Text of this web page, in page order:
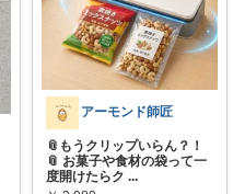
アーモンド師匠
📎もうクリップいらん？！
📎 お菓子や食材の袋って一
度開けたらク ...